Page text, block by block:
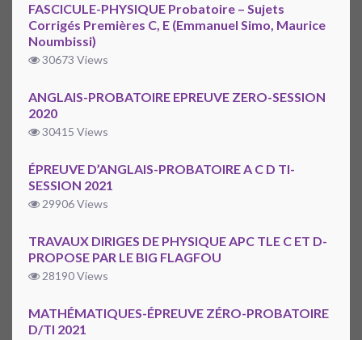
FASCICULE-PHYSIQUE Probatoire – Sujets
Corrigés Premières C, E (Emmanuel Simo, Maurice
Noumbissi)
30673 Views
ANGLAIS-PROBATOIRE EPREUVE ZERO-SESSION
2020
30415 Views
ÉPREUVE D’ANGLAIS-PROBATOIRE A C D TI-
SESSION 2021
29906 Views
TRAVAUX DIRIGES DE PHYSIQUE APC TLE C ET D-
PROPOSE PAR LE BIG FLAGFOU
28190 Views
MATHÉMATIQUES-ÉPREUVE ZÉRO-PROBATOIRE
D/TI 2021